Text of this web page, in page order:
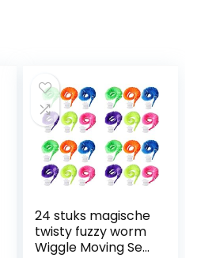
24 stuks magische
twisty fuzzy worm
Wiggle Moving Sea